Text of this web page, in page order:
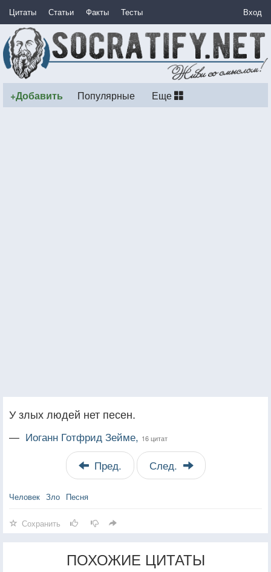
Цитаты Статьи Факты Тесты Вход
+Добавить Популярные Еще
У злых людей нет песен.
— Иоганн Готфрид Зейме, 16 цитат
Пред. След.
Человек Зло Песня
Сохранить
ПОХОЖИЕ ЦИТАТЫ